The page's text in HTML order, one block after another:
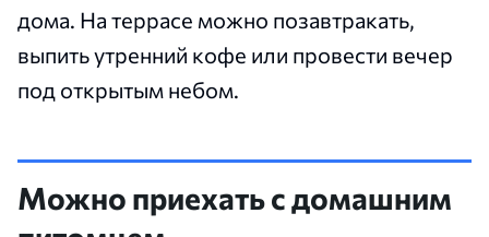
дома. На террасе можно позавтракать,
выпить утренний кофе или провести вечер
под открытым небом.
Можно приехать с домашним